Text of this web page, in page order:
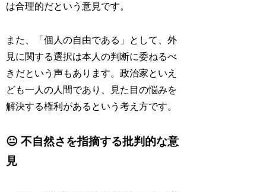
は合理的だという意見です。
また、「個人の自由である」として、外
見に関する選択は本人の判断に委ねるべ
きだという声もあります。政治家といえ
ども一人の人間であり、見た目の悩みを
解決する権利があるという考え方です。
😐 不自然さを指摘する批判的な意
見